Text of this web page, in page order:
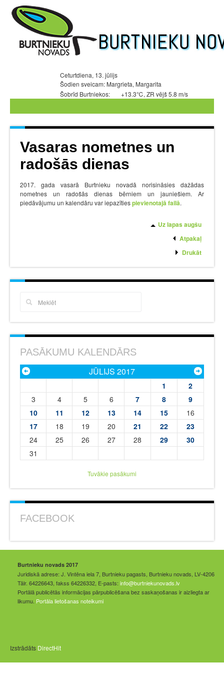
Ceturtdiena, 13. jūlijs
Šodien sveicam: Margrieta, Margarita
Šobrīd Burtniekos:
+13.3℃, ZR vējš 5.8 m/s
Vasaras nometnes un
radošās dienas
2017. gada vasarā Burtnieku novadā norisināsies dažādas
nometnes un radošās dienas bērniem un jauniešiem. Ar
piedāvājumu un kalendāru var iepazītiespievienotajā failā.
Uz lapas augšu
Atpakaļ
Drukāt
PASĀKUMU KALENDĀRS
JŪLIJS 2017
1
2
3
4 5 6 7 8
9
10
11 12 13 14 15
16
17
18 19 20 21 22
23
24
25 26 27 28 29
30
31
Tuvākie pasākumi
FACEBOOK
Burtnieku novads 2017
Juridiskā adrese: J. Vintēna iela 7, Burtnieku pagasts, Burtnieku novads, LV-4206
Tālr. 64226643, fakss 64226332, E-pasts: info@burtniekunovads.lv
Portālā publicētās informācijas pārpublicēšana bez saskaņošanas ir aizliegta ar
likumu. Portāla lietošanas noteikumi
Izstrādāts DirectHit